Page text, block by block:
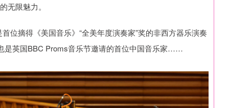
无限魅力。
位摘得《美国音乐》“全美年度演奏家”奖的非西方器乐演奏
是英国BBC Proms音乐节邀请的首位中国音乐家……